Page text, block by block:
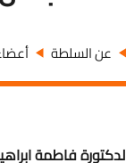
عن السلطة أعضاء
فاطمة ابراهيم